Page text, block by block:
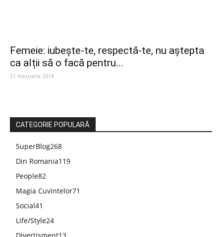
Femeie: iubește-te, respectă-te, nu aștepta
ca alții să o facă pentru...
21 februarie 2018
CATEGORIE POPULARĂ
SuperBlog268
Din Romania119
People82
Magia Cuvintelor71
Social41
Life/Style24